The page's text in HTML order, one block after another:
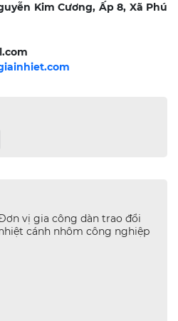
Kim Cương, Ấp 8, Xã Phú
vị gia công dàn trao đổi
cánh nhôm công nghiệp